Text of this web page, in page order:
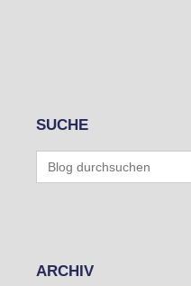
SUCHE
for:
ARCHIV